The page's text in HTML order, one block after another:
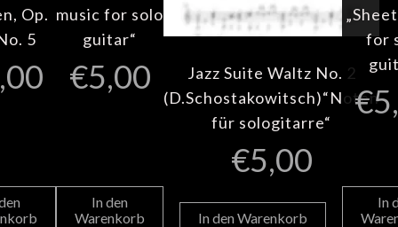
Op.
5
music for solo
guitar“
€5,00
In den
Warenkorb
Jazz Suite Waltz No. 2
(D.Schostakowitsch)“Noten
für sologitarre“
€5,00
In den Warenkorb
for
€
In